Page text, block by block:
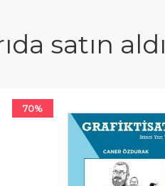
satın aldı
70%